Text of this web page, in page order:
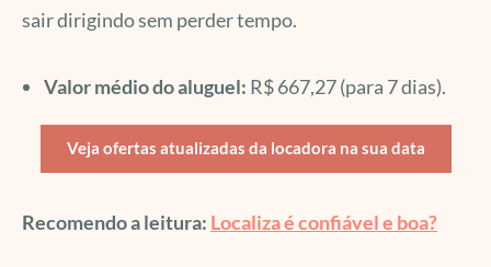
sair dirigindo sem perder tempo.
Valor médio do aluguel: R$ 667,27 (para 7 dias).
Veja ofertas atualizadas da locadora na sua data
Recomendo a leitura: Localiza é confiável e boa?